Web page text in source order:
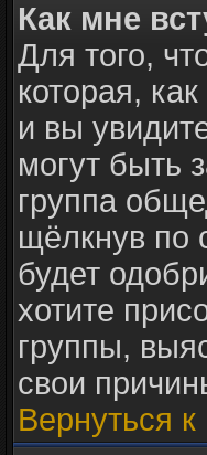
Как мне
Для того,
которая,
и вы
могут быть
группа
щёлкнув по
будет
хотите
группы,
свои
Вернуться к